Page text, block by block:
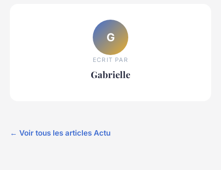
G
ECRIT PAR
Gabrielle
← Voir tous les articles Actu